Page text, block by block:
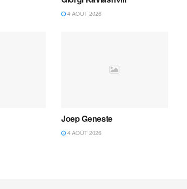
4 AOÛT 2026
Joep Geneste
4 AOÛT 2026